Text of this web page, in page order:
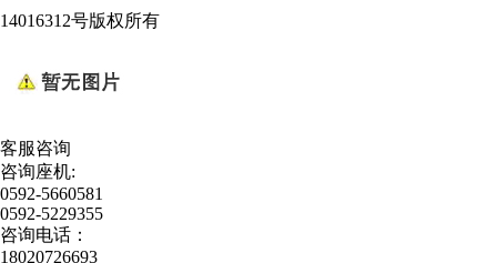
14016312号版权所有
客服咨询
咨询座机:
0592-5660581
0592-5229355
咨询电话：
18020726693